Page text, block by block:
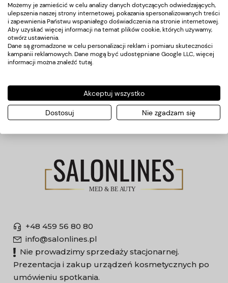
Pomoc
Moje konto
Płatności
Producenci
+48 459 56 80 80
info@salonlines.pl
Nie prowadzimy sprzedaży stacjonarnej.
Prezentacja i zakup urządzeń kosmetycznych po
umówieniu spotkania.
Możemy je zamieścić w celu analizy danych dotyczących odwiedzających,
ulepszenia naszej strony internetowej, pokazania spersonalizowanych treści
i zapewnienia Państwu wspaniałego doświadczenia na stronie internetowej.
Aby uzyskać więcej informacji na temat plików cookie, których używamy,
otwórz ustawienia.
Dane są gromadzone w celu personalizacji reklam i pomiaru skuteczności
kampanii reklamowych. Dane mogą być udostępniane Google LLC, więcej
informacji można znaleźć tutaj.
Akceptuj wszystko
Dostosuj Nie zgadzam się